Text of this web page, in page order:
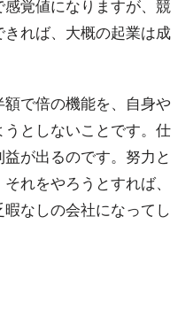
覚値になりますが、競
れば、大概の起業は成
で倍の機能を、自身や
としないことです。仕
が出るのです。努力と
れをやろうとすれば、
なしの会社になってし